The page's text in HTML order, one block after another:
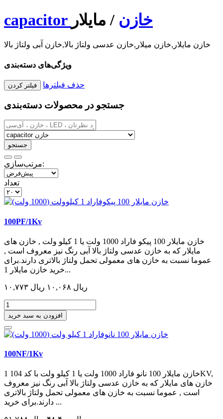
capacitor خازن / مایلار
خازن مایلار,خازن میلار,خازن عدسی ولتاژ بالا,خازن آبی ولتاژ بالا
ویژگی‌های دسته‌بندی
حذف فیلترها
جستجو در محصولات دسته‌بندی
مرتب‌سازی:
تعداد
100PF/1Kv
خازن مایلار 100 پیکو فاراد 1000 ولت یا 1 کیلو ولت , خازن های
مایلار که به خازن عدسی ولتاژ بالا آبی رنگ نیز معروف است ,
عموما نسبت به خازن های معمولی تحمل ولتاژ بالاتری دارند.برای
خرید خازن مایلار 1...
۱۰,۷۷۳ ریال ۱۰,۰۶۸ ریال
افزودن به سبد خرید
100NF/1Kv
خازن مایلار 100 نانو فاراد 1000 ولت یا 1 کیلو ولت با کد 104 1KV,
خازن های مایلار که به خازن عدسی ولتاژ بالا آبی رنگ نیز معروف
است , عموما نسبت به خازن های معمولی تحمل ولتاژ بالاتری
دارند.برای خرید ...